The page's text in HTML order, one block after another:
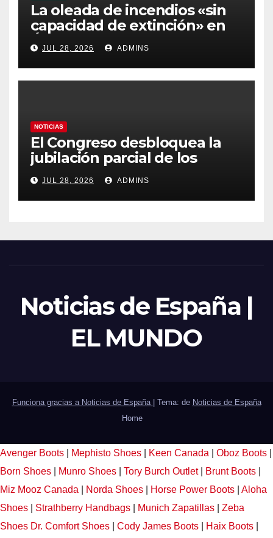
La oleada de incendios «sin
capacidad de extinción» en
Ávila y al oeste de Madrid
obliga a declarar la
emergencia nacional
JUL 28, 2026 ADMINS
NOTICIAS
El Congreso desbloquea la
jubilación parcial de los
trabajadores laborales del
sector público
JUL 28, 2026 ADMINS
Noticias de España |
EL MUNDO
Funciona gracias a Noticias de España | Tema: de Noticias de España
Home
Avenger Boots Mephisto Shoes Keen Canada Oboz Boots
Born Shoes
Munro Shoes Tory Burch Outlet Brunt Boots
Miz Mooz Canada
Norda Shoes Horse Power Boots
Aloha
Shoes
Strathberry Handbags Munich Zapatillas
Zeba
Shoes Dr. Comfort Shoes Cody James Boots Haix Boots